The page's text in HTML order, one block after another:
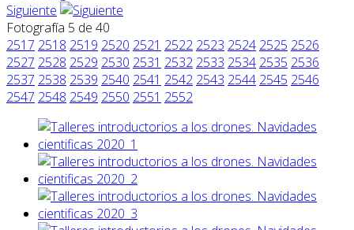
Siguiente
Fotografía 5 de 40
2517 2518 2519 2520 2521 2522 2523 2524 2525 2526
2527 2528 2529 2530 2531 2532 2533 2534 2535 2536
2537 2538 2539 2540 2541 2542 2543 2544 2545 2546
2547 2548 2549 2550 2551 2552